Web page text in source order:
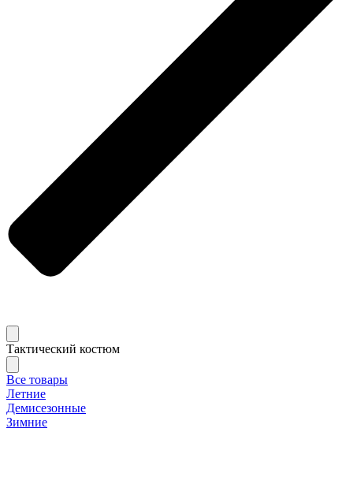
Тактический костюм
Все товары
Летние
Демисезонные
Зимние